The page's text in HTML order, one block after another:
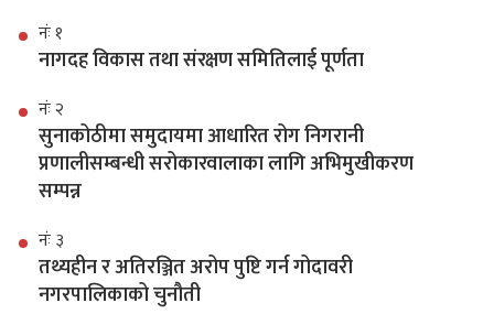
नंः १
नागदह विकास तथा संरक्षण समितिलाई पूर्णता
नंः २
सुनाकोठीमा समुदायमा आधारित रोग निगरानी
प्रणालीसम्बन्धी सरोकारवालाका लागि अभिमुखीकरण
सम्पन्न
नंः ३
तथ्यहीन र अतिरञ्जित अरोप पुष्टि गर्न गोदावरी
नगरपालिकाको चुनौती